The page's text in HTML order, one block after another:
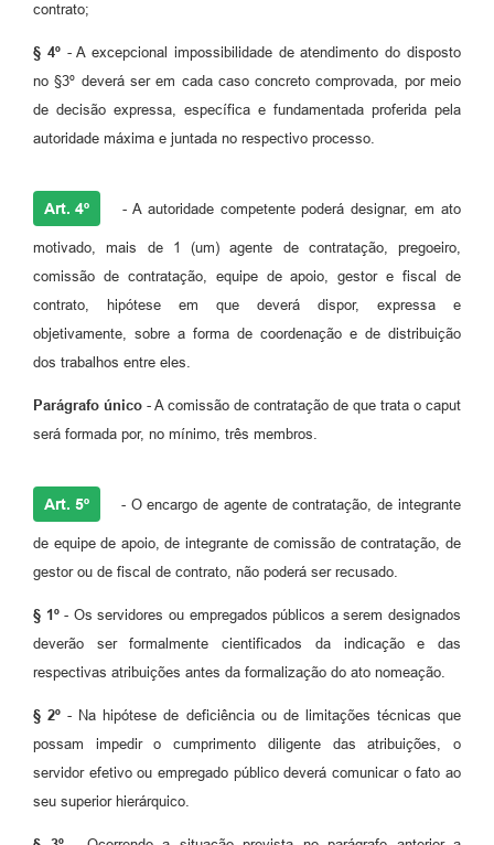
contrato;
§ 4º- A excepcional impossibilidade de atendimento do disposto
no §3º deverá ser em cada caso concreto comprovada, por meio
de decisão expressa, específica e fundamentada proferida pela
autoridade máxima e juntada no respectivo processo.
Art. 4º - A autoridade competente poderá designar, em ato
motivado, mais de 1 (um) agente de contratação, pregoeiro,
comissão de contratação, equipe de apoio, gestor e fiscal de
contrato, hipótese em que deverá dispor, expressa e
objetivamente, sobre a forma de coordenação e de distribuição
dos trabalhos entre eles.
Parágrafo único - A comissão de contratação de que trata o caput
será formada por, no mínimo, três membros.
Art. 5º - O encargo de agente de contratação, de integrante
de equipe de apoio, de integrante de comissão de contratação, de
gestor ou de fiscal de contrato, não poderá ser recusado.
§ 1º- Os servidores ou empregados públicos a serem designados
deverão ser formalmente cientificados da indicação e das
respectivas atribuições antes da formalização do ato nomeação.
§ 2º - Na hipótese de deficiência ou de limitações técnicas que
possam impedir o cumprimento diligente das atribuições, o
servidor efetivo ou empregado público deverá comunicar o fato ao
seu superior hierárquico.